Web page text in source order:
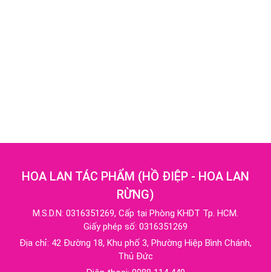
HOA LAN TÁC PHẨM (HỒ ĐIỆP - HOA LAN
RỪNG)
M.S.D.N: 0316351269, Cấp tại Phòng KHDT Tp. HCM.
Giấy phép số: 0316351269
Địa chỉ: 42 Đường 18, Khu phố 3, Phường Hiệp Bình Chánh,
Thủ Đức